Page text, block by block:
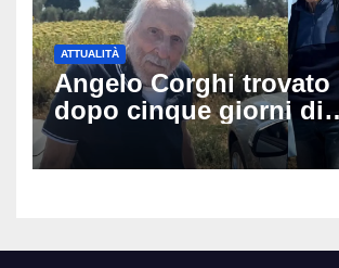
ATTUALITÀ
Angelo Corghi trovato
dopo cinque giorni di
ricerche: il giallo
scomparso dopo